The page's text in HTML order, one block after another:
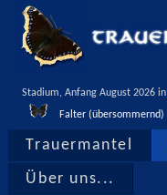
Stadium, Anfang August 2026 in
Falter (übersommernd)
Trauermantel
Über uns...